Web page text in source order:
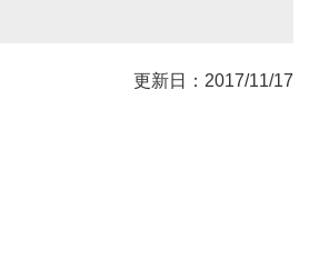
更新日：2017/11/17